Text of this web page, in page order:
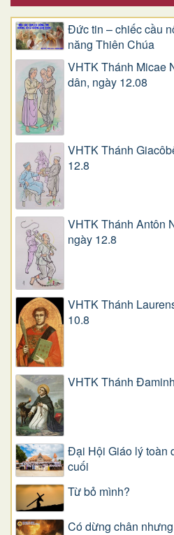
Đức tin – chiếc cầu
năng Thiên Chúa
VHTK Thánh Micae
dân, ngày 12.08
VHTK Thánh
12.8
VHTK Thánh Antôn
ngày 12.8
VHTK Thánh
10.8
VHTK Thánh
Đại Hội Giáo lý toàn
cuối
Từ bỏ mình?
Có dừng chân